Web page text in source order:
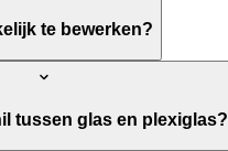
te bewerken?
tussen glas en plexiglas?